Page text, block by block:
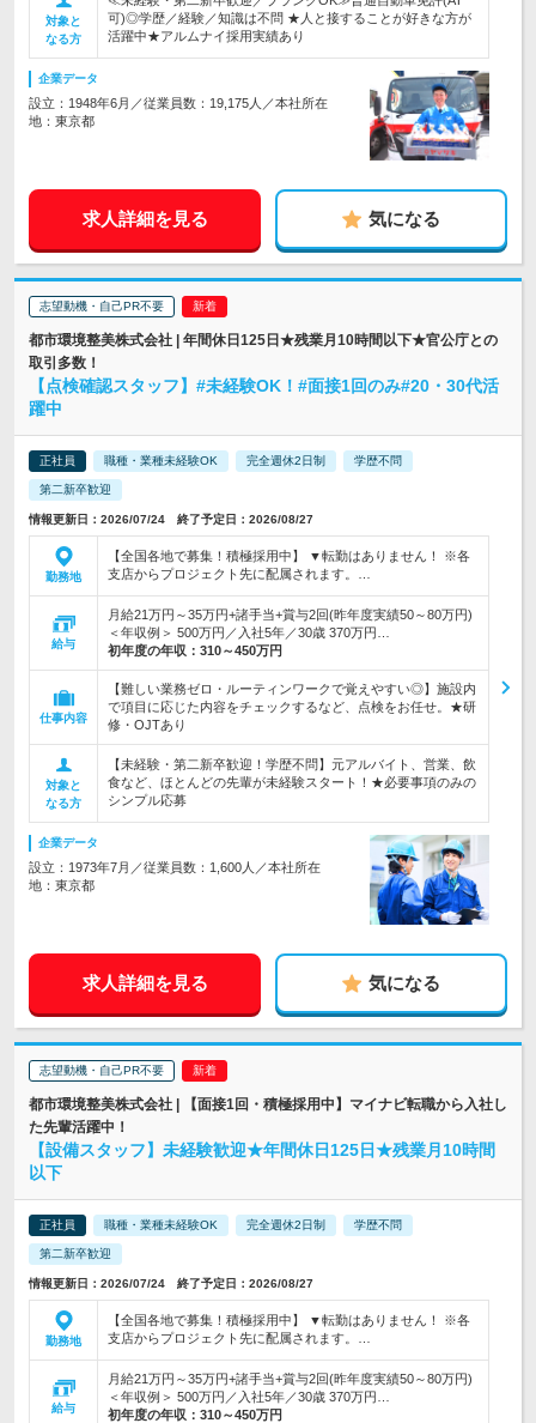
対象と
なる方
可)◎学歴／経験／知識は不問 ★人と接することが好きな方が
活躍中★アルムナイ採用実績あり
企業データ
設立：1948年6月／従業員数：19,175人／本社所在
地：東京都
求人詳細を見る 気になる
志望動機・自己PR不要
都市環境整美株式会社 | 年間休日125日★残業月10時間以下★官公庁との
取引多数！
【点検確認スタッフ】#未経験OK！#面接1回のみ#20・30代活
躍中
正社員 職種・業種未経験OK 完全週休2日制 学歴不問
第二新卒歓迎
情報更新日：2026/07/24 終了予定日：2026/08/27
勤務地
【全国各地で募集！積極採用中】 ▼転勤はありません！ ※各
支店からプロジェクト先に配属されます。…
給与
月給21万円～35万円+諸手当+賞与2回(昨年度実績50～80万円)
＜年収例＞ 500万円／入社5年／30歳 370万円…
初年度の年収： 310～450万円
仕事内容
【難しい業務ゼロ・ルーティンワークで覚えやすい◎】施設内
で項目に応じた内容をチェックするなど、点検をお任せ。★研
修・OJTあり
対象と
なる方
【未経験・第二新卒歓迎！学歴不問】元アルバイト、営業、飲
食など、ほとんどの先輩が未経験スタート！★必要事項のみの
シンプル応募
企業データ
設立：1973年7月／従業員数：1,600人／本社所在
地：東京都
求人詳細を見る 気になる
志望動機・自己PR不要
都市環境整美株式会社 | 【面接1回・積極採用中】マイナビ転職から入社し
た先輩活躍中！
【設備スタッフ】未経験歓迎★年間休日125日★残業月10時間
以下
正社員 職種・業種未経験OK 完全週休2日制 学歴不問
第二新卒歓迎
情報更新日：2026/07/24 終了予定日：2026/08/27
勤務地
【全国各地で募集！積極採用中】 ▼転勤はありません！ ※各
支店からプロジェクト先に配属されます。…
給与
月給21万円～35万円+諸手当+賞与2回(昨年度実績50～80万円)
＜年収例＞ 500万円／入社5年／30歳 370万円…
初年度の年収： 310～450万円